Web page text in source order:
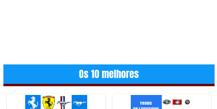
Os 10 melhores